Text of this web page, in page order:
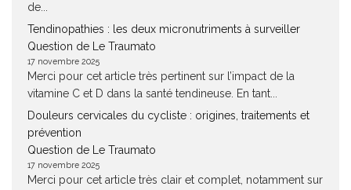
de...
Tendinopathies : les deux micronutriments à surveiller
Question de Le Traumato
17 novembre 2025
Merci pour cet article très pertinent sur l’impact de la
vitamine C et D dans la santé tendineuse. En tant...
Douleurs cervicales du cycliste : origines, traitements et
prévention
Question de Le Traumato
17 novembre 2025
Merci pour cet article très clair et complet, notamment sur